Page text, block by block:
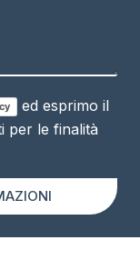
ed esprimo il
per le finalità